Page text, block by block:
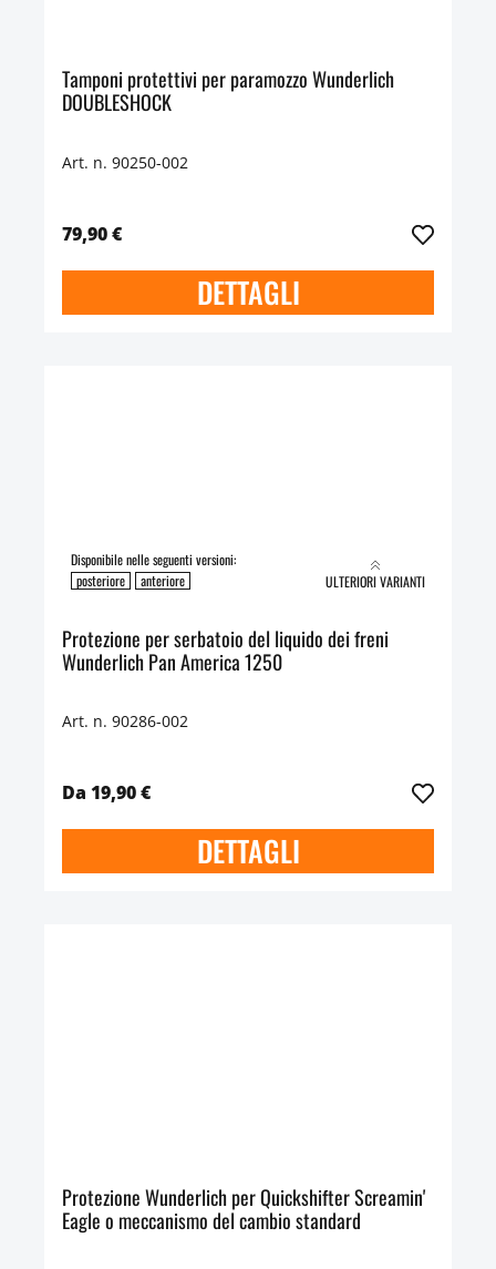
Tamponi protettivi per paramozzo Wunderlich
DOUBLESHOCK
Art. n. 90250-002
79,90 €
DETTAGLI
Disponibile nelle seguenti versioni:
posteriore
anteriore ULTERIORI VARIANTI
Protezione per serbatoio del liquido dei freni
Wunderlich Pan America 1250
Art. n. 90286-002
Da 19,90 €
DETTAGLI
Protezione Wunderlich per Quickshifter Screamin'
Eagle o meccanismo del cambio standard